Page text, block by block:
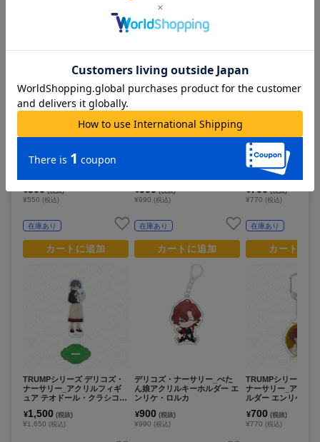
こちらの商品もチェックしています
デリコズ・ナーサリー_カン
バッジ(ブラインド) クラン
¥500 (税抜)
¥550 (税込)
在庫あり
カートに追加
TRUMPシリーズ デリコズ・
ナーサリー_アクリルフィギ
ュア テオドール・クラシコ c
¥1,500 (税抜)
¥1,650 (税込)
¥900 (税抜)
¥990 (税込)
在庫あり
カートに追加
デリコズ・ナーサリー_ぺた
ん娘アクリルキーホルダー エ
ンリケ・ロルカ
¥900 (税抜)
¥990 (税込)
TRUMPシリーズ デ
ナーサリー_アクリ
ルダー テオドール
cooking ver.
¥700 (税抜)
¥770 (税込)
在庫あり
カートに
TRUMPシリーズ デ
ナーサリー_アクリ
ルダー エンリケ・
¥700 (税抜)
¥770 (税込)